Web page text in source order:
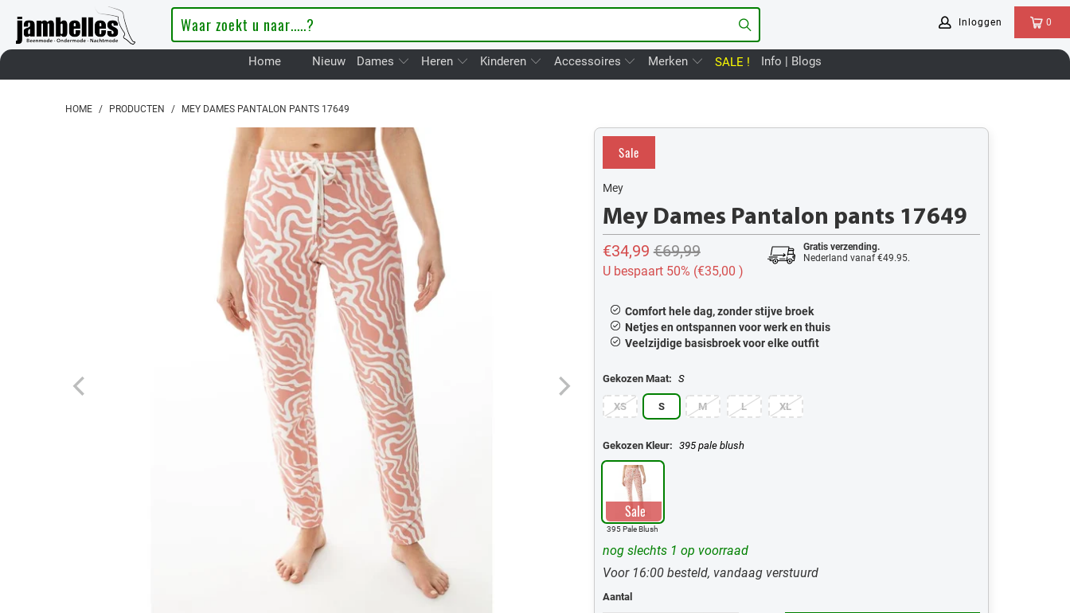
0
Inloggen
Home Nieuw Dames Heren Kinderen Accessoires Merken SALE ! Info | Blogs
HOME / PRODUCTEN / MEY DAMES PANTALON PANTS 17649
Sale
Mey
Mey Dames Pantalon pants 17649
€34,99€69,99
U bespaart 50% (€35,00 )
Gratis verzending.
Nederland vanaf €49.95.
Comfort hele dag, zonder stijve broek
Netjes en ontspannen voor werk en thuis
Veelzijdige basisbroek voor elke outfit
Gekozen Maat: S
XS S M L XL
Gekozen Kleur: 395 pale blush
Sale
395 Pale Blush
nog slechts 1 op voorraad
Voor 16:00 besteld, vandaag verstuurd
Aantal